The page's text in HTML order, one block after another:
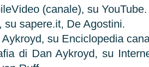
(canale), su YouTube.
su sapere.it, De Agostini.
su Enciclopedia
di Dan Aykroyd, su